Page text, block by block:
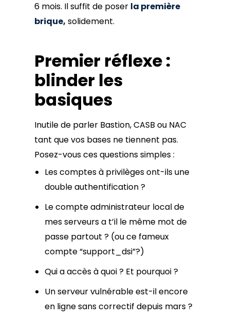
6 mois. Il suffit de poser la première
brique, solidement.
Premier réflexe :
blinder les
basiques
Inutile de parler Bastion, CASB ou NAC
tant que vos bases ne tiennent pas.
Posez-vous ces questions simples :
Les comptes à privilèges ont-ils une
double authentification ?
Le compte administrateur local de
mes serveurs a t’il le même mot de
passe partout ? (ou ce fameux
compte “support_dsi”?)
Qui a accès à quoi ? Et pourquoi ?
Un serveur vulnérable est-il encore
en ligne sans correctif depuis mars ?